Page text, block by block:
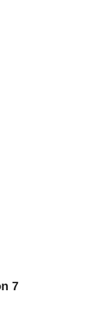
7